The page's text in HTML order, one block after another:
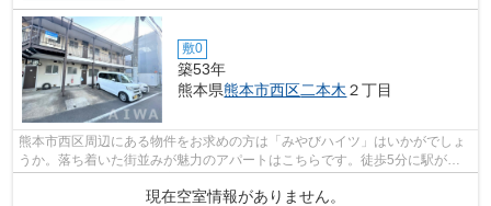
敷0
築53年
熊本県熊本市西区二本木 ２丁目
熊本市西区周辺にある物件をお求めの方は「みやびハイツ」はいかがでしょ
うか。落ち着いた街並みが魅力のアパートはこちらです。徒歩5分に駅があ
る物件です。当社は熊本市西区エリアに...
現在空室情報がありません。